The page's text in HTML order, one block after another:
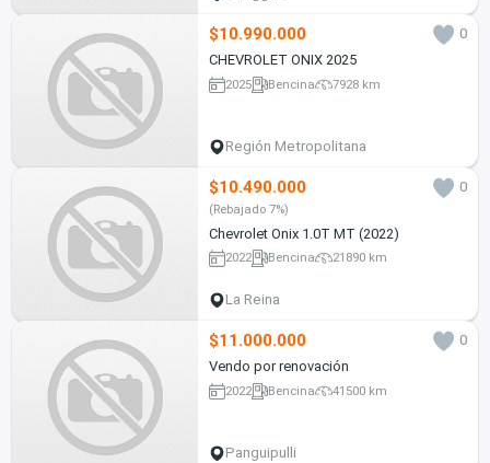
$10.990.000
0
CHEVROLET ONIX 2025
2025 Bencina 7928 km
Región Metropolitana
$10.490.000 0
(Rebajado 7%)
Chevrolet Onix 1.0T MT (2022)
2022 Bencina 21890 km
La Reina
$11.000.000
0
Vendo por renovación
2022 Bencina 41500 km
Panguipulli